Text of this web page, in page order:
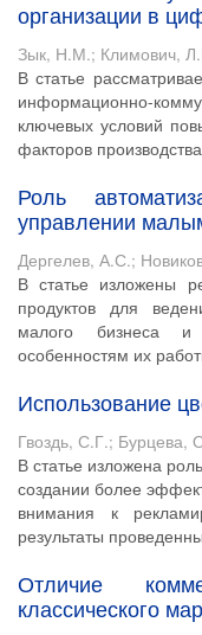
организации в
Зык, Н.М.; Климович,
В статье
информационно-
ключевых условий
факторов
Роль
управлении
Дергелев, А.С.;
В статье изложены
продуктов для
малого бизнеса
особенностям их
Использование
Гвоздь, С.Г.; Бурцева,
В статье изложена
создании более
внимания к
результаты
Отличие
классического